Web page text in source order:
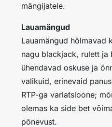
mängijatele.
Lauamängud
Lauamängud hõlmavad
nagu blackjack, rulett ja
ühendavad oskuse ja
valikuid, erinevaid
RTP-ga variatsioone;
olemas ka side bet
põnevust.